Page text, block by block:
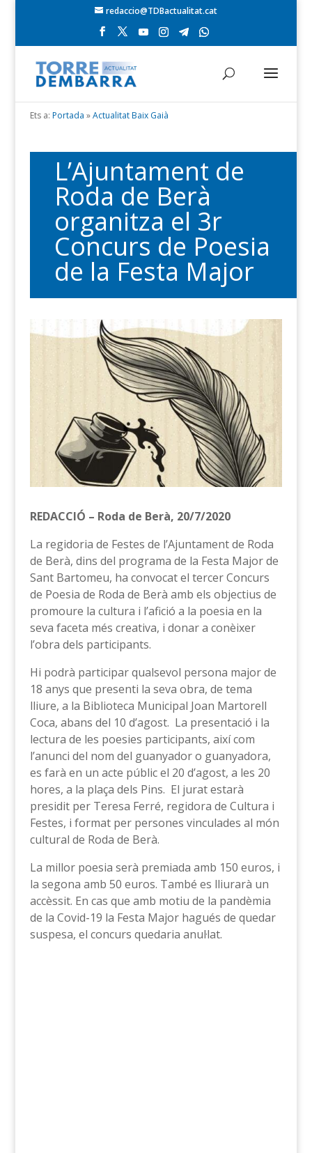
redaccio@TDBactualitat.cat
Ets a: Portada »Actualitat Baix Gaià
L’Ajuntament de
Roda de Berà
organitza el 3r
Concurs de Poesia
de la Festa Major
REDACCIÓ – Roda de Berà, 20/7/2020
La regidoria de Festes de l’Ajuntament de Roda
de Berà, dins del programa de la Festa Major de
Sant Bartomeu, ha convocat el tercer Concurs
de Poesia de Roda de Berà amb els objectius de
promoure la cultura i l’afició a la poesia en la
seva faceta més creativa, i donar a conèixer
l’obra dels participants.
Hi podrà participar qualsevol persona major de
18 anys que presenti la seva obra, de tema
lliure, a la Biblioteca Municipal Joan Martorell
Coca, abans del 10 d’agost. La presentació i la
lectura de les poesies participants, així com
l’anunci del nom del guanyador o guanyadora,
es farà en un acte públic el 20 d’agost, a les 20
hores, a la plaça dels Pins. El jurat estarà
presidit per Teresa Ferré, regidora de Cultura i
Festes, i format per persones vinculades al món
cultural de Roda de Berà.
La millor poesia serà premiada amb 150 euros, i
la segona amb 50 euros. També es lliurarà un
accèssit. En cas que amb motiu de la pandèmia
de la Covid-19 la Festa Major hagués de quedar
suspesa, el concurs quedaria anul·lat.